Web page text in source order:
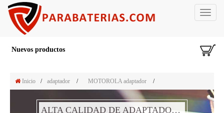
Toggle
Nuevos productos
Inicio / adaptador / MOTOROLA adaptador /
ALTA CALIDAD DE ADAPTADOR PORTÁTIL MOTOROLA